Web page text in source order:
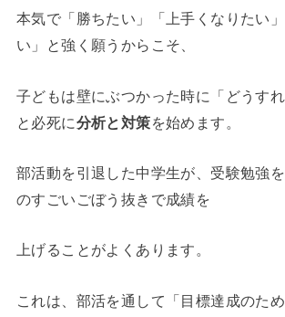
本気で「勝ちたい」「上手くなりたい
い」と強く願うからこそ、
子どもは壁にぶつかった時に「どうすれ
と必死に分析と対策を始めます。
部活動を引退した中学生が、受験勉強
のすごいごぼう抜きで成績を
上げることがよくあります。
これは、部活を通して「目標達成のた